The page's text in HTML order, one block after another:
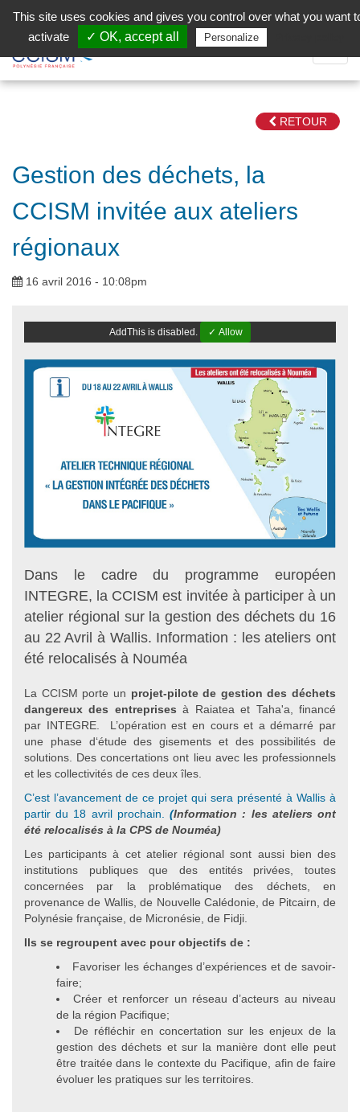
Facebook (Customer Chat) is disabled.
la
RETOUR
Gestion des déchets, la
CCISM invitée aux ateliers
régionaux
16 avril 2016 - 10:08pm
AddThis is disabled. ✓ Allow
Dans le cadre du programme européen
INTEGRE, la CCISM est invitée à participer à un
atelier régional sur la gestion des déchets du 16
au 22 Avril à Wallis. Information : les ateliers ont
été relocalisés à Nouméa
La CCISM porte un projet-pilote de gestion des déchets
dangereux des entreprises à Raiatea et Taha'a, financé
par INTEGRE. L’opération est en cours et a démarré par
une phase d‘étude des gisements et des possibilités de
solutions. Des concertations ont lieu avec les professionnels
et les collectivités de ces deux îles.
C’est l’avancement de ce projet qui sera présenté à Wallis à
partir du 18 avril prochain.(Information : les ateliers ont
été relocalisés à la CPS de Nouméa)
Les participants à cet atelier régional sont aussi bien des
institutions publiques que des entités privées, toutes
concernées par la problématique des déchets, en
provenance de Wallis, de Nouvelle Calédonie, de Pitcairn, de
Polynésie française, de Micronésie, de Fidji.
Ils se regroupent avec pour objectifs de :
Favoriser les échanges d’expériences et de savoir-
faire;
Créer et renforcer un réseau d’acteurs au niveau
de la région Pacifique;
De réfléchir en concertation sur les enjeux de la
gestion des déchets et sur la manière dont elle peut
être traitée dans le contexte du Pacifique, afin de faire
évoluer les pratiques sur les territoires.
This site uses cookies and gives you control over what you want
activate
✓ OK, accept all Personalize